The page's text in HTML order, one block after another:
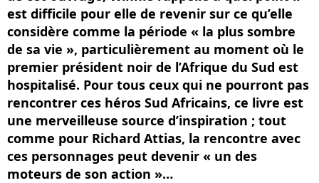
est difficile pour elle de revenir sur ce qu’elle
considère comme la période « la plus sombre
de sa vie », particulièrement au moment où le
premier président noir de l’Afrique du Sud est
hospitalisé. Pour tous ceux qui ne pourront pas
rencontrer ces héros Sud Africains, ce livre est
une merveilleuse source d’inspiration ; tout
comme pour Richard Attias, la rencontre avec
ces personnages peut devenir « un des
moteurs de son action »…